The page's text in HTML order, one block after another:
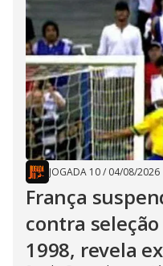
JOGADA 10/ 04/08/2026
França
contra
1998, revela